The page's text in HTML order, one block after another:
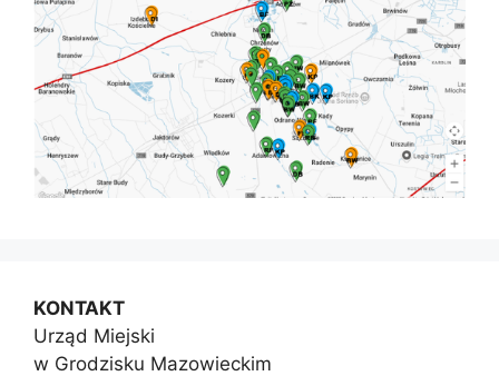
KONTAKT
Urząd Miejski
w Grodzisku Mazowieckim